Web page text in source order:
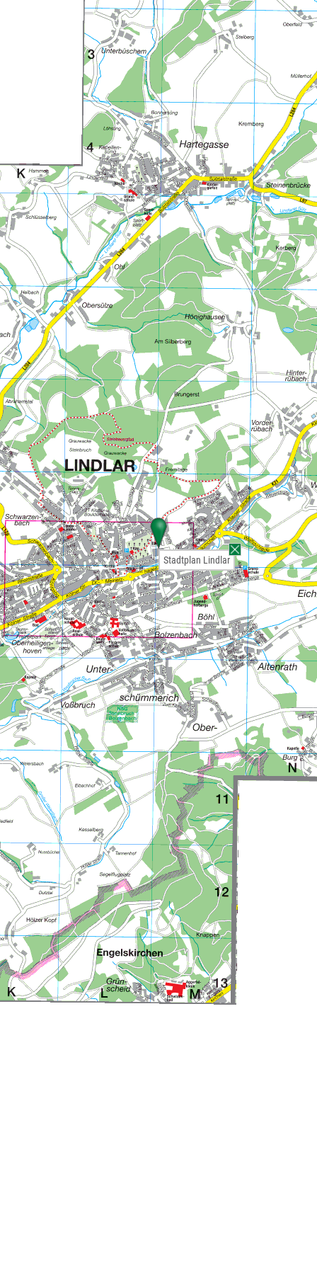
Stadtplan Lindlar